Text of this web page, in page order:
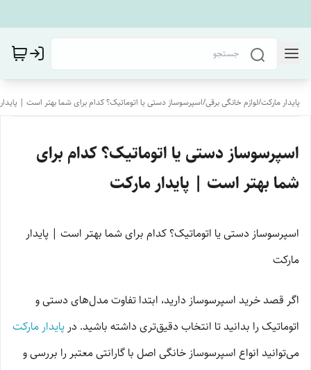
پایدار مارکت/لوازم خانگی برقی/اسپرسوساز دستی یا اتوماتیک؟ کدام برای شما بهتر است |
اسپرسوساز دستی یا اتوماتیک؟ کدام برای
شما بهتر است | پایدار مارکت
اسپرسوساز دستی یا اتوماتیک؟ کدام برای شما بهتر است | پایدار
مارکت
اگر قصد خرید اسپرسوساز دارید، ابتدا تفاوت مدل‌های دستی و
اتوماتیک را بدانید تا انتخاب دقیق‌تری داشته باشید. در پایدار مارکت
می‌توانید انواع اسپرسوساز خانگی اصل با گارانتی معتبر را بررسی و